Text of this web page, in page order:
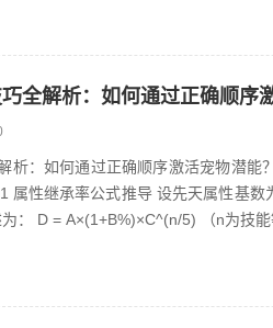
全解析：如何通过正确顺序
析：如何通过正确顺序激活宠物潜能
属性继承率公式推导 设先天属性基数
： D = A×(1+B%)×C^(n/5) （n为技